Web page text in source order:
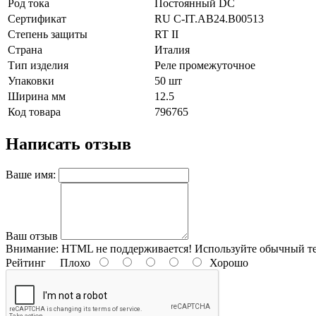
Род тока
Постоянный DC
Сертификат
RU C-IT.AB24.B00513
Степень защиты
RT II
Страна
Италия
Тип изделия
Реле промежуточное
Упаковки
50 шт
Ширина мм
12.5
Код товара
796765
Написать отзыв
Ваше имя:
Ваш отзыв
Внимание: HTML не поддерживается! Используйте обычный
Рейтинг Плохо Хорошо